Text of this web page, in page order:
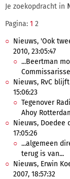
Je zoekopdracht in
Pagina: 1 2
Nieuws, 'Ook
2010, 23:05:47
...Beertman
Nieuws, RvC
15:06:23
Tegenover
Ahoy
Nieuws, Doedee
17:05:26
...algemeen
terug is van...
Nieuws, Erwin
2007, 18:57:32